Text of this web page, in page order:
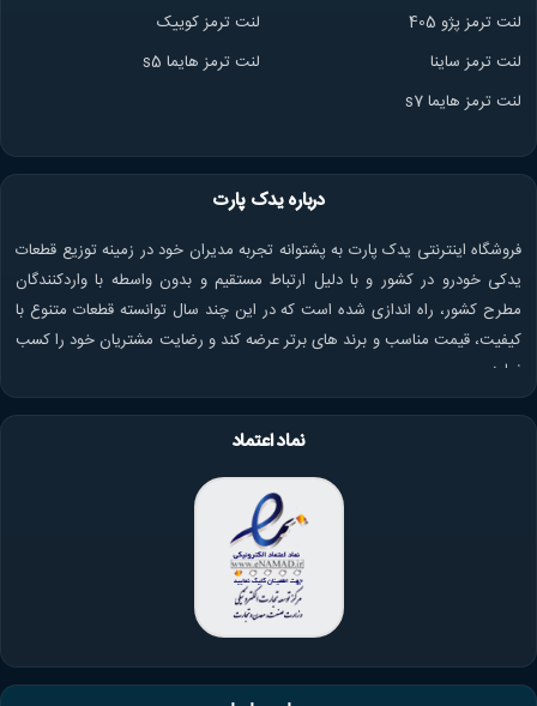
لنت ترمز پژو 405
لنت ترمز کوییک
لنت ترمز ساینا
لنت ترمز هایما s5
لنت ترمز هایما s7
درباره یدک پارت
فروشگاه اینترنتی یدک پارت به پشتوانه تجربه مدیران خود در زمینه توزیع قطعات
یدکی خودرو در کشور و با دلیل ارتباط مستقیم و بدون واسطه با واردکنندگان
مطرح کشور، راه اندازی شده است که در این چند سال توانسته قطعات متنوع با
کیفیت، قیمت مناسب و برند های برتر عرضه کند و رضایت مشتریان خود را کسب
نماید.
نماد اعتماد